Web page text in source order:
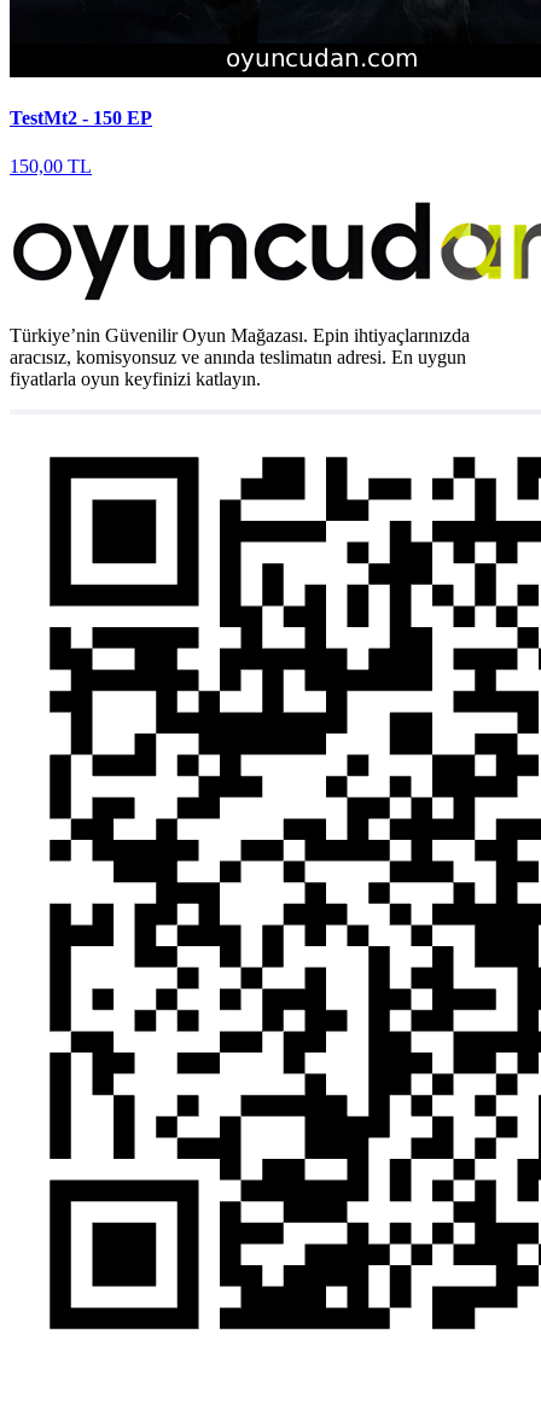
TestMt2 - 150 EP
150,00 TL
Türkiye’nin Güvenilir Oyun Mağazası. Epin ihtiyaçlarınızda
aracısız, komisyonsuz ve anında teslimatın adresi. En uygun
fiyatlarla oyun keyfinizi katlayın.